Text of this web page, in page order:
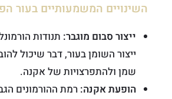
השינויים המשמעותיים בעור
ייצור סבום מוגבר: תנודות
ייצור השומן בעור, דבר שיכול
שמן ולהתפרצויות של אקנה.
הופעת אקנה: רמת ההורמונים